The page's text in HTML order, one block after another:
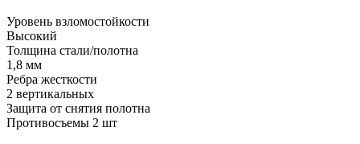
Уровень взломостойкости
Высокий
Толщина стали/полотна
1,8 мм
Ребра жесткости
2 вертикальных
Защита от снятия полотна
Противосъемы 2 шт